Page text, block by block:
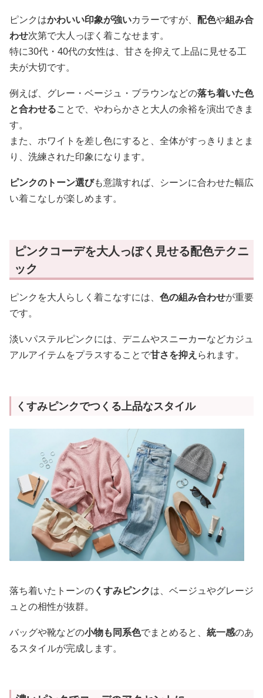
ピンクはかわいい印象が強いカラーですが、 配色や組み合
わせ次第で大人っぽく着こなせます。
特に30代・40代の女性は、甘さを抑えて上品に見せる工
夫が大切です。
例えば、グレー・ベージュ・ブラウンなどの落ち着いた色
と合わせることで、やわらかさと大人の余裕を演出できま
す。
また、ホワイトを差し色にすると、全体がすっきりまとま
り、洗練された印象になります。
ピンクのトーン選びも意識すれば、シーンに合わせた幅広
い着こなしが楽しめます。
ピンクコーデを大人っぽく見せる配色テクニ
ック
ピンクを大人らしく着こなすには、 色の組み合わせが重要
です。
淡いパステルピンクには、デニムやスニーカーなどカジュ
アルアイテムをプラスすることで甘さを抑え られます。
くすみピンクでつくる上品なスタイル
落ち着いたトーンのくすみピンクは、ベージュやグレージ
ュとの相性が抜群。
バッグや靴などの小物も同系色でまとめると、 統一感のあ
るスタイルが完成します。